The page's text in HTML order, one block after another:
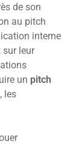
de son
au pitch
interne
sur leur
un pitch
les